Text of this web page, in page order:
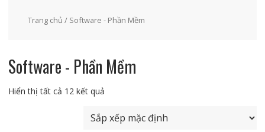
Trang chủ / Software - Phần Mềm
Software - Phần Mềm
Hiển thị tất cả 12 kết quả